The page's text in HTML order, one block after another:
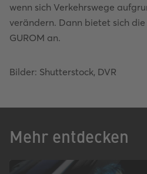
wenn sich Verkehrswege
verändern. Dann bietet sich
GUROM an.
Bilder: Shutterstock, DVR
Mehr entdecken